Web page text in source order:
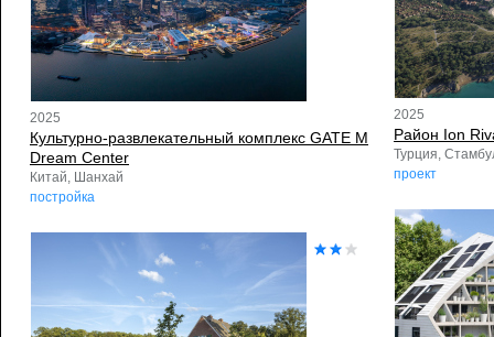
2025
Культурно-развлекательный комплекс GATE M
Dream Center
Китай, Шанхай
постройка
2025
Район Ion
Турция,
проект